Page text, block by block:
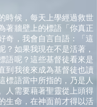
時候，每天上學經過救世
著牆壁上的標語「你真正
奇，我會自言自語：「這
？如果我現在不是活著，
語呢？這些基督徒看來是
到我後來成為基督徒也讀
標語當中所指的，乃是人
人需要藉著聖靈從上頭得
生命，在神面前才得以活